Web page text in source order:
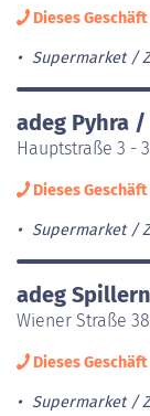
Dieses
Supermarket
adeg Pyhra
Hauptstraße 3 -
Dieses
Supermarket
adeg Spillern
Wiener Straße
Dieses
Supermarket